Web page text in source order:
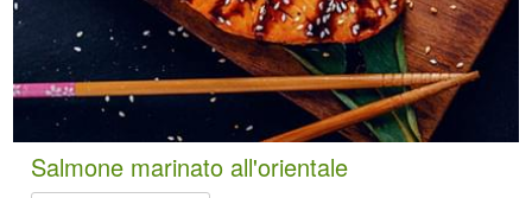
Salmone marinato all'orientale